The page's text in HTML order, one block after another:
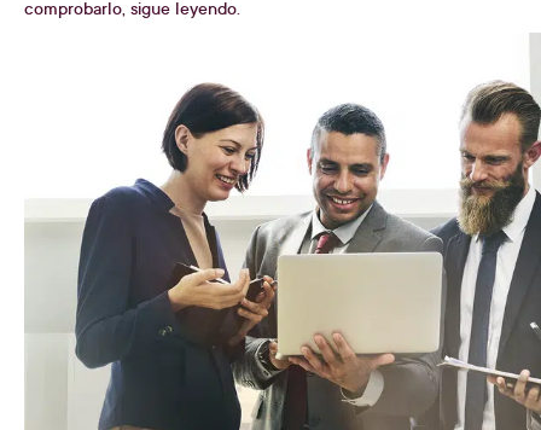
comprobarlo, sigue leyendo.